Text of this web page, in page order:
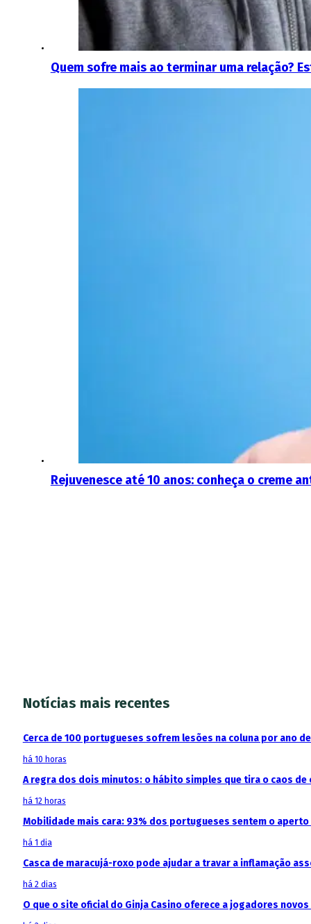
Quem sofre mais ao terminar uma relação?
Rejuvenesce até 10 anos: conheça o creme
Notícias mais recentes
Cerca de 100 portugueses sofrem lesões na coluna por ano
há 10 horas
A regra dos dois minutos: o hábito simples que tira o caos de
há 12 horas
Mobilidade mais cara: 93% dos portugueses sentem o
há 1 dia
Casca de maracujá-roxo pode ajudar a travar a inflamação
há 2 dias
O que o site oficial do Ginja Casino oferece a jogadores